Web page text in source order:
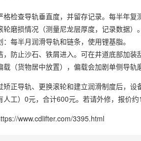
格检查导轨垂直度，并留存记录。每半年复
磨损情况（测量尼龙层厚度，记录数据）。
：每半月润滑导轨和链条，使用锂基脂。
，防止沙石、铁屑进入。可在井道底部加装
载（货物居中放置），偏载会加剧单侧导轨
矫正导轨、更换滚轮和建立润滑制度后，
人工）0元，合计600元。若请外修，报价约
www.cdlifter.com/3395.html